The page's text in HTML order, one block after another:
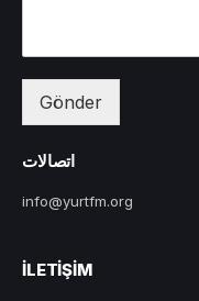
Gönder
اتصالات
info@yurtfm.org
İLETIŞIM